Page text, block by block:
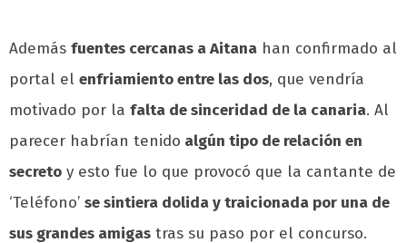
Además fuentes cercanas a Aitana han confirmado al
portal el enfriamiento entre las dos, que vendría
motivado por la falta de sinceridad de la canaria. Al
parecer habrían tenido algún tipo de relación en
secreto y esto fue lo que provocó que la cantante de
‘Teléfono’ se sintiera dolida y traicionada por una de
sus grandes amigas tras su paso por el concurso.